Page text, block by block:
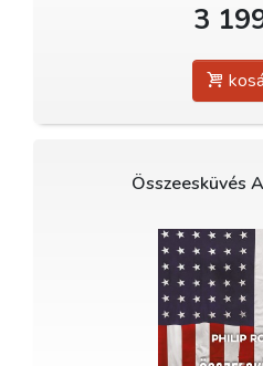
3
Összeesküvés